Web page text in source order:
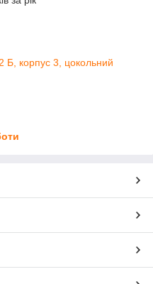
Б, корпус 3, цокольний